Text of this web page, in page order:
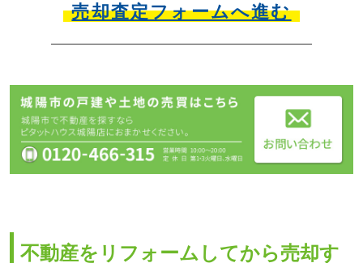
売却査定フォームへ進む
不動産をリフォームしてから売却す